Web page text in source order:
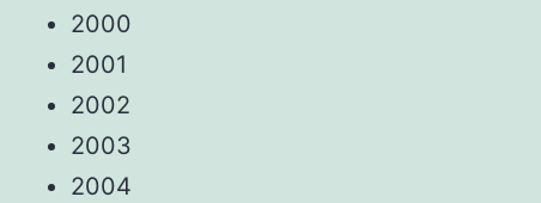
2000
2001
2002
2003
2004